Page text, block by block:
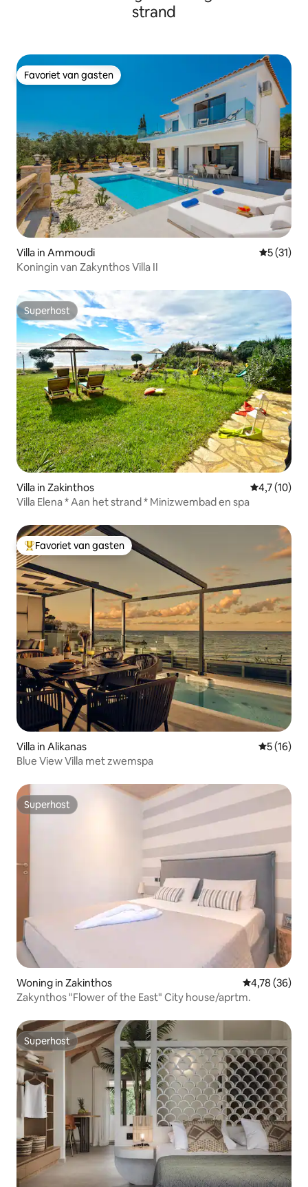
strand
Favoriet van gasten
Favoriet van gasten
Villa in Ammoudi
5 (31)
Koningin van Zakynthos Villa II
Superhost
Superhost
Villa in Zakinthos
4,7 (10)
Villa Elena * Aan het strand * Minizwembad en spa
Topfavoriet van gasten
Favoriet van gasten
Villa in Alikanas
5 (16)
Blue View Villa met zwemspa
Superhost
Superhost
Woning in Zakinthos Gemiddelde
4,78 (36)
Zakynthos "Flower of the East" City house/aprtm.
Superhost
Superhost